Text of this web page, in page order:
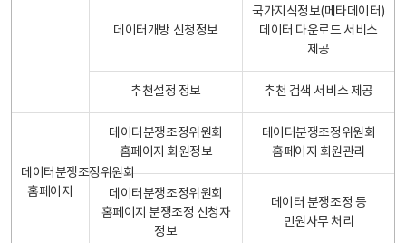
데이터개방 신청정보
국가지식정보(메타데이터)
데이터 다운로드 서비스
제공
추천설정 정보 추천 검색 서비스 제공
데이터분쟁조정위원회
홈페이지
데이터분쟁조정위원회
홈페이지 회원정보
데이터분쟁조정위원회
홈페이지 회원관리
데이터분쟁조정위원회
홈페이지 분쟁조정 신청자
정보
데이터 분쟁조정 등
민원사무 처리